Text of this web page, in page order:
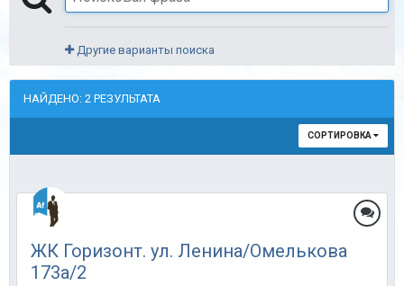
Другие варианты поиска
НАЙДЕНО: 2 РЕЗУЛЬТАТА
СОРТИРОВКА
ЖК Горизонт. ул. Ленина/Омелькова
173а/2